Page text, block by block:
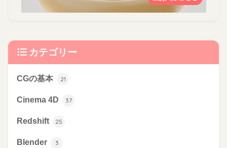
カテゴリー
CGの基本 21
Cinema 4D 37
Redshift 25
Blender 3